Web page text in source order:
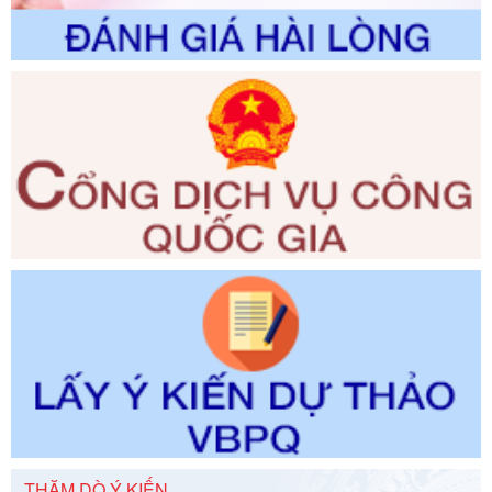
Số kí hiệu: 2300/QĐ-UBND
Tên: V/v công bố danh mục thủ tục hành chính được sửa
giải quyết thủ tục hành chính trong lĩnh vực Luật sư thuộc
phạm vi chức năng quản lý của Sở Tư pháp
Ngày ban hành: 01/06/2026
Số kí hiệu: 351/2025/NĐ-CP
Tên: Nghị định số 351/2025/NĐ-CP của Chính phủ: Quy
định chuẩn nghèo đa chiều quốc gia giai đoạn 2026 - 2030
Ngày ban hành: 29/12/2026
3014/QĐ-UBND
Tên: Quyết định về việc công bố danh mục thủ tục hành
chính ban hành mới, sửa đổi bổ sung trong lĩnh vực hỗ trợ
đầu tư, lĩnh vực đấu thầu lựa chọn nhà thầu thuộc thẩm
quyền giải quyết của Sở Tài chính và Ban Quản lý Khu kinh
tế Đông Nam Nghệ An
Ngày ban hành: 23/09/2026
292/2026/NĐ-CP
Tên: Nghị định số 292/2026/NĐ-CP của Chính phủ: Quy